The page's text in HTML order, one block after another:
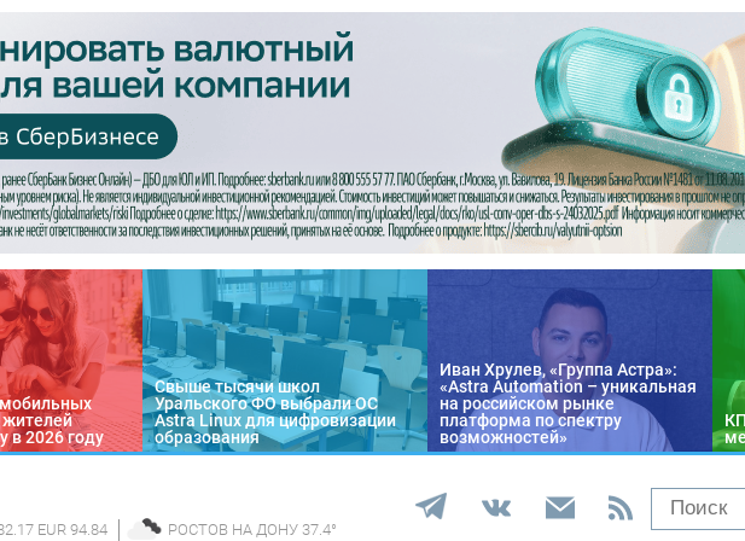
жителей
в 2026 году
Свыше тысячи школ
Уральского ФО выбрали ОС
Astra Linux для цифровизации
образования
Иван Хрулев, «Группа Астра»:
«Astra Automation – уникальная
на российском рынке
платформа по спектру
возможностей»
EUR 94.84 РОСТОВ НА ДОНУ 37.4°